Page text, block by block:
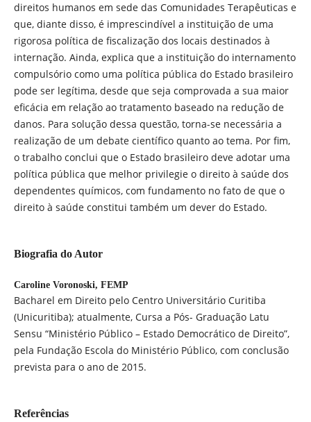
direitos humanos em sede das Comunidades Terapêuticas e
que, diante disso, é imprescindível a instituição de uma
rigorosa política de fiscalização dos locais destinados à
internação. Ainda, explica que a instituição do internamento
compulsório como uma política pública do Estado brasileiro
pode ser legítima, desde que seja comprovada a sua maior
eficácia em relação ao tratamento baseado na redução de
danos. Para solução dessa questão, torna-se necessária a
realização de um debate científico quanto ao tema. Por fim,
o trabalho conclui que o Estado brasileiro deve adotar uma
política pública que melhor privilegie o direito à saúde dos
dependentes químicos, com fundamento no fato de que o
direito à saúde constitui também um dever do Estado.
Biografia do Autor
Caroline Voronoski, FEMP
Bacharel em Direito pelo Centro Universitário Curitiba
(Unicuritiba); atualmente, Cursa a Pós- Graduação Latu
Sensu “Ministério Público – Estado Democrático de Direito”,
pela Fundação Escola do Ministério Público, com conclusão
prevista para o ano de 2015.
Referências